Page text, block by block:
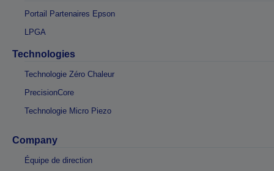
Portail Partenaires Epson
LPGA
Technologies
Technologie Zéro Chaleur
PrecisionCore
Technologie Micro Piezo
Company
Équipe de direction